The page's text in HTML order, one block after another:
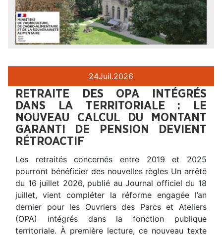
24Juil.2026
RETRAITE DES OPA INTÉGRÉS
DANS LA TERRITORIALE : LE
NOUVEAU CALCUL DU MONTANT
GARANTI DE PENSION DEVIENT
RÉTROACTIF
Les retraités concernés entre 2019 et 2025
pourront bénéficier des nouvelles règles Un arrêté
du 16 juillet 2026, publié au Journal officiel du 18
juillet, vient compléter la réforme engagée l’an
dernier pour les Ouvriers des Parcs et Ateliers
(OPA) intégrés dans la fonction publique
territoriale. À première lecture, ce nouveau texte